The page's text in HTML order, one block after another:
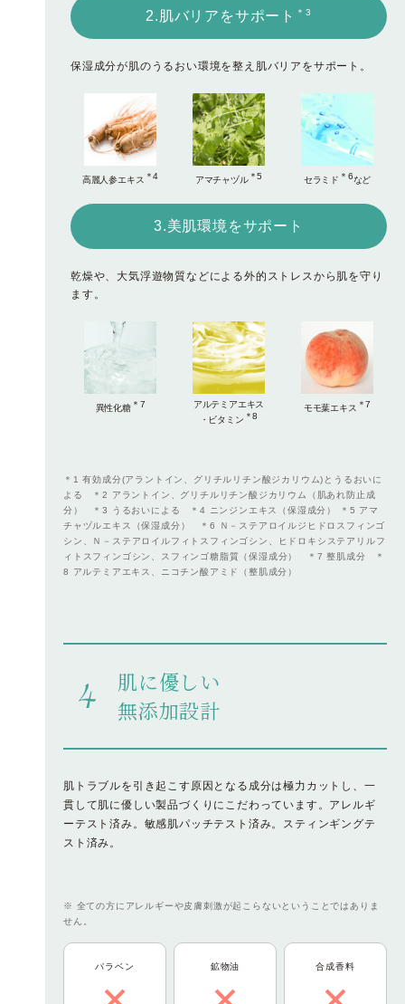
2.肌バリアをサポート ＊3
保湿成分が肌のうるおい環境を整え肌バリアをサポート。
高麗人参エキス ＊4 アマチャヅル ＊5 セラミド ＊6など
3.美肌環境をサポート
乾燥や、大気浮遊物質などによる外的ストレスから肌を守り
ます。
異性化糖＊7
アルテミアエキス
・ビタミン ＊8
モモ葉エキス ＊7
＊1 有効成分(アラントイン、グリチルリチン酸ジカリウム)とうるおいに
よる ＊2 アラントイン、グリチルリチン酸ジカリウム（肌あれ防止成
分） ＊3 うるおいによる ＊4 ニンジンエキス（保湿成分） ＊5 アマ
チャヅルエキス（保湿成分） ＊6 Ｎ－ステアロイルジヒドロスフィンゴ
シン、Ｎ－ステアロイルフィトスフィンゴシン、ヒドロキシステアリルフ
ィトスフィンゴシン、スフィンゴ糖脂質（保湿成分） ＊7 整肌成分 ＊
8 アルテミアエキス、ニコチン酸アミド（整肌成分）
肌に優しい
無添加設計
肌トラブルを引き起こす原因となる成分は極力カットし、一
貫して肌に優しい製品づくりにこだわっています。アレルギ
ーテスト済み。敏感肌パッチテスト済み。スティンギングテ
スト済み。
※ 全ての方にアレルギーや皮膚刺激が起こらないということではありま
せん。
パラベン 鉱物油 合成香料